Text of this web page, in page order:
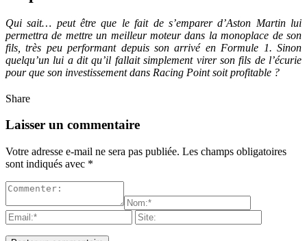
Qui sait… peut être que le fait de s’emparer d’Aston Martin lui
permettra de mettre un meilleur moteur dans la monoplace de son
fils, très peu performant depuis son arrivé en Formule 1. Sinon
quelqu’un lui a dit qu’il fallait simplement virer son fils de l’écurie
pour que son investissement dans Racing Point soit profitable ?
Share
Laisser un commentaire
Votre adresse e-mail ne sera pas publiée. Les champs obligatoires
sont indiqués avec *